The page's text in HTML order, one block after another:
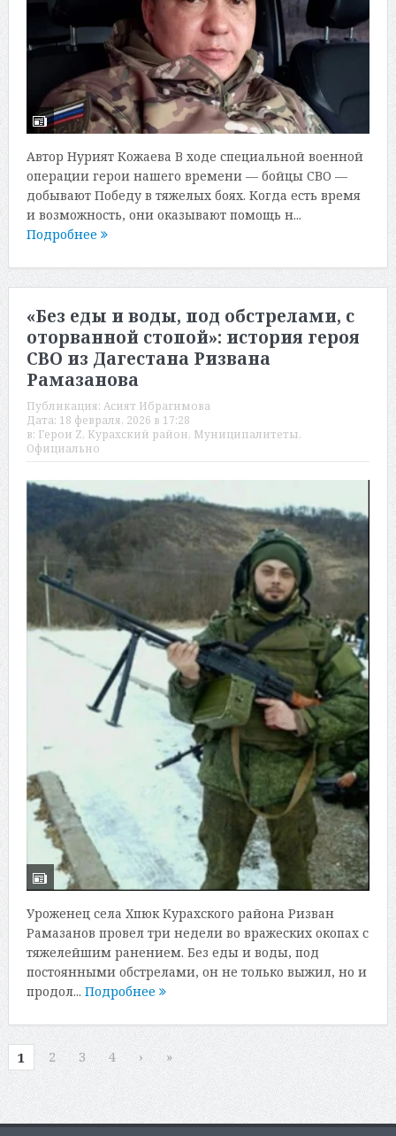
Автор Нурият Кожаева В ходе специальной военной
операции герои нашего времени — бойцы СВО —
добывают Победу в тяжелых боях. Когда есть время
и возможность, они оказывают помощь н...
Подробнее
«Без еды и воды, под обстрелами, с
оторванной стопой»: история героя
СВО из Дагестана Ризвана
Рамазанова
Публикация: Асият Ибрагимова
Дата: 18 февраля, 2026 в 17:28
в: Герои Z, Курахский район, Муниципалитеты,
Официально
Уроженец села Хпюк Курахского района Ризван
Рамазанов провел три недели во вражеских окопах с
тяжелейшим ранением. Без еды и воды, под
постоянными обстрелами, он не только выжил, но и
продол... Подробнее
1 2 3 4 › »